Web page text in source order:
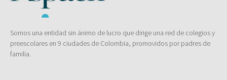
Somos una entidad sin ánimo de lucro que dirige una red de colegios y
preescolares en 9 ciudades de Colombia, promovidos por padres de
familia.